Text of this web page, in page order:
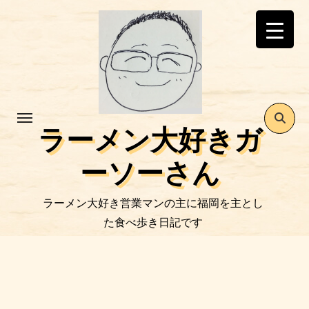
ラーメン大好きガ
ーソーさん
ラーメン大好き営業マンの主に福岡を主とし
た食べ歩き日記です